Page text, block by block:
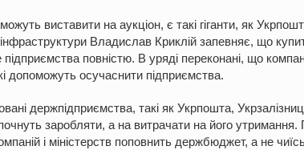
виставити на аукціон, є такі гіганти, як
інфраструктури Владислав Криклій запевняє, що
підприємства повністю. В уряді переконані, що
допоможуть осучаснити підприємства.
держпідприємства, такі як Укрпошта,
заробляти, а на витрачати на його
і міністерств поповнить держбюджет, а не